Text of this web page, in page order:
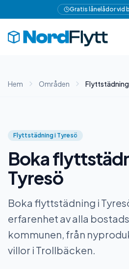
Gratis lånelådor vid
Hem Områden Flyttstädning
Flyttstädning i Tyresö
Boka
Tyresö
Boka flyttstädning i
erfarenhet av alla
kommunen, från
villor i Trollbäcken.